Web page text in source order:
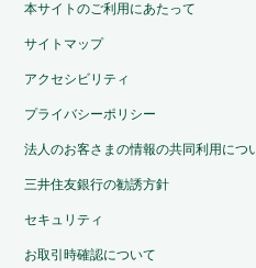
本サイトのご利用にあたって
サイトマップ
アクセシビリティ
プライバシーポリシー
法人のお客さまの情報の共同利用につ
三井住友銀行の勧誘方針
セキュリティ
お取引時確認について